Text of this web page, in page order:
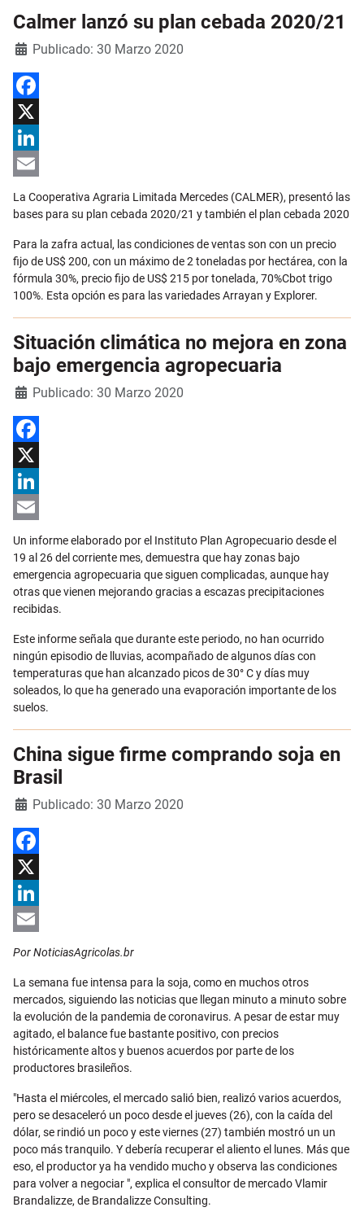
Calmer lanzó su plan cebada 2020/21
DetallesPublicado: 30 Marzo 2020
Facebook
X
LinkedIn
La Cooperativa Agraria Limitada Mercedes (CALMER), presentó las
bases para su plan cebada 2020/21 y también el plan cebada 2020
Para la zafra actual, las condiciones de ventas son con un precio
fijo de US$ 200, con un máximo de 2 toneladas por hectárea, con la
fórmula 30%, precio fijo de US$ 215 por tonelada, 70%Cbot trigo
100%. Esta opción es para las variedades Arrayan y Explorer.
Situación climática no mejora en zona
bajo emergencia agropecuaria
DetallesPublicado: 30 Marzo 2020
Facebook
X
LinkedIn
Email
Un informe elaborado por el Instituto Plan Agropecuario desde el
19 al 26 del corriente mes, demuestra que hay zonas bajo
emergencia agropecuaria que siguen complicadas, aunque hay
otras que vienen mejorando gracias a escazas precipitaciones
recibidas.
Este informe señala que durante este periodo, no han ocurrido
ningún episodio de lluvias, acompañado de algunos días con
temperaturas que han alcanzado picos de 30° C y días muy
soleados, lo que ha generado una evaporación importante de los
suelos.
China sigue firme comprando soja en
Brasil
DetallesPublicado: 30 Marzo 2020
Facebook
X
LinkedIn
Por NoticiasAgricolas.br
La semana fue intensa para la soja, como en muchos otros
mercados, siguiendo las noticias que llegan minuto a minuto sobre
la evolución de la pandemia de coronavirus. A pesar de estar muy
agitado, el balance fue bastante positivo, con precios
históricamente altos y buenos acuerdos por parte de los
productores brasileños.
"Hasta el miércoles, el mercado salió bien, realizó varios acuerdos,
pero se desaceleró un poco desde el jueves (26), con la caída del
dólar, se rindió un poco y este viernes (27) también mostró un un
poco más tranquilo. Y debería recuperar el aliento el lunes. Más que
eso, el productor ya ha vendido mucho y observa las condiciones
para volver a negociar ", explica el consultor de mercado Vlamir
Brandalizze, de Brandalizze Consulting.